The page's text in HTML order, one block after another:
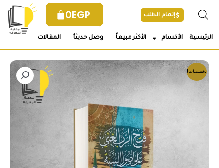
0EGP إتمام الطلب
الرئيسية الأقسام الأكثر مبيعاً وصل حديثأ المقالات
تخفيضات!